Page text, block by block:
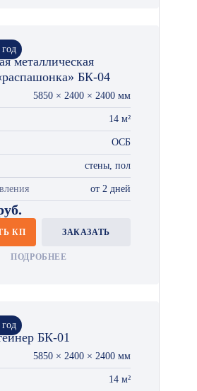
металлическая
БК-04
5850 × 2400 × 2400 мм
14 м²
ОСБ
стены, пол
от 2 дней
КП ЗАКАЗАТЬ
ПОДРОБНЕЕ
БК-01
5850 × 2400 × 2400 мм
14 м²